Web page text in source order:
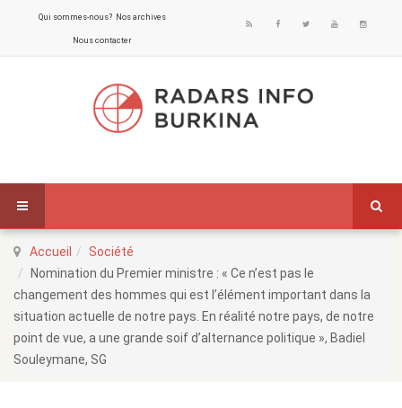
Qui sommes-nous? Nos archives
Nous contacter
Accueil
Société
Nomination du Premier ministre : « Ce n’est pas le
changement des hommes qui est l’élément important dans la
situation actuelle de notre pays. En réalité notre pays, de notre
point de vue, a une grande soif d’alternance politique », Badiel
Souleymane, SG